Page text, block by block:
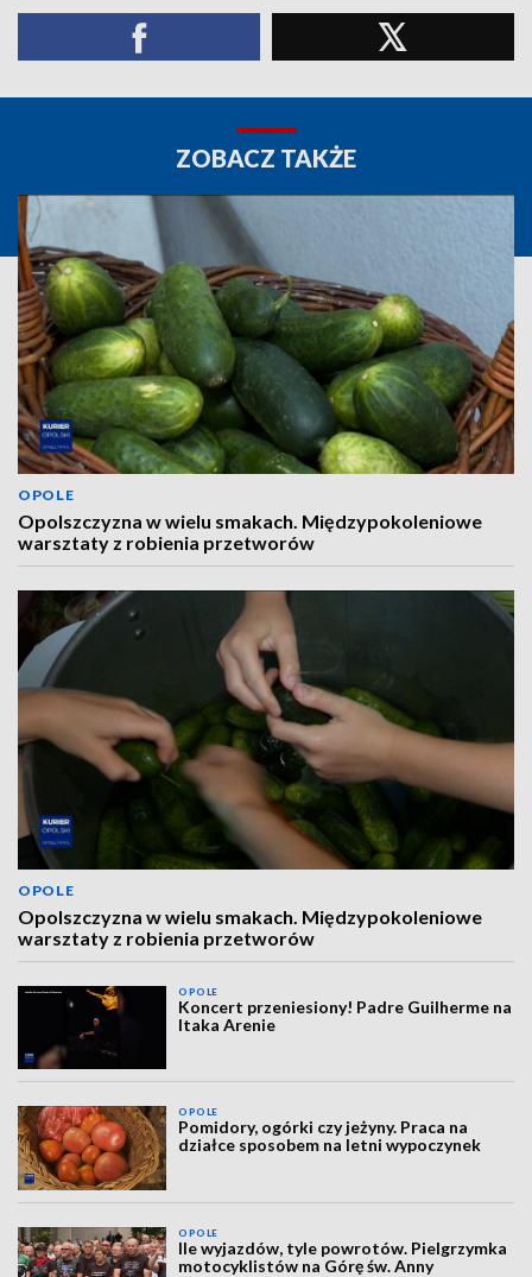
ZOBACZ TAKŻE
OPOLE
Opolszczyzna w wielu smakach. Międzypokoleniowe
warsztaty z robienia przetworów
OPOLE
Opolszczyzna w wielu smakach. Międzypokoleniowe
warsztaty z robienia przetworów
OPOLE
Koncert przeniesiony! Padre Guilherme na
Itaka Arenie
OPOLE
Pomidory, ogórki czy jeżyny. Praca na
działce sposobem na letni wypoczynek
OPOLE
Ile wyjazdów, tyle powrotów. Pielgrzymka
motocyklistów na Górę św. Anny